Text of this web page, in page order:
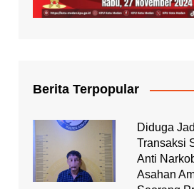
Berita Terpopular
Diduga
Transaksi
Anti
Asahan